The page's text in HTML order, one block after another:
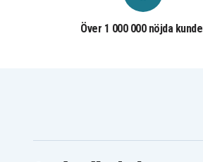
Över 1 000 000 nöjda